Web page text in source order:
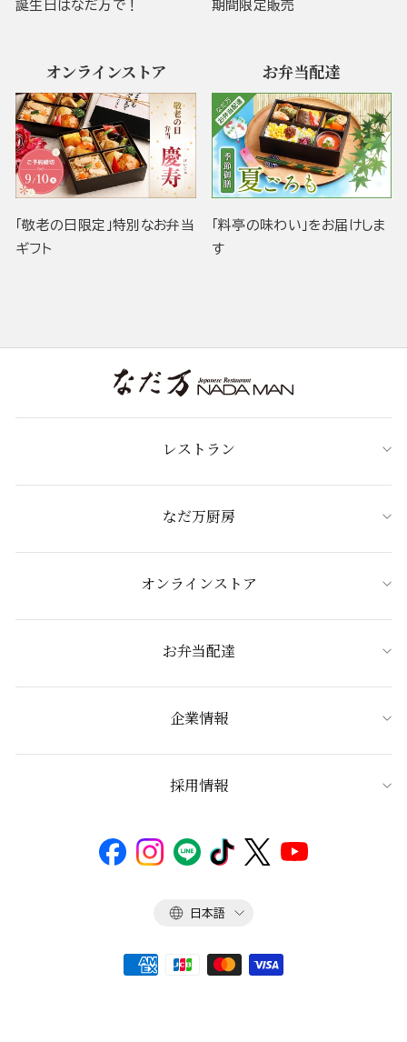
誕生日はなだ万で！ 期間限定販売
オンラインストア
「敬老の日限定」特別なお弁当
ギフト
お弁当配達
「料亭の味わい」をお届けしま
す
レストラン
なだ万厨房
オンラインストア
お弁当配達
企業情報
採用情報
言
日本語